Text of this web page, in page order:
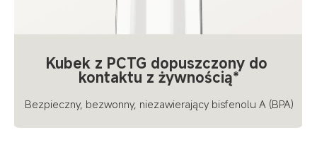
Kubek z PCTG dopuszczony do
kontaktu z żywnością*
Bezpieczny, bezwonny, niezawierający bisfenolu A (BPA)